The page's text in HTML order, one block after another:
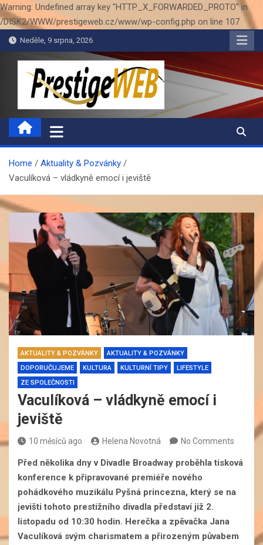
Warning: Undefined array key "HTTP_X_FORWARDED_PROTO" in
/DISK2/WWW/prestigeweb.cz/www/wp-config.php on line 107
Skip
to
Neděle, 9 srpna, 2026
PrestigeWEB
Home
Aktuality & Pozvánky
Vaculíková – vládkyně emocí i jeviště
AKTUALITY & POZVÁNKY
AKTUALITY & POZVÁNKY
DOPORUČUJEME
KULTURA KULTURNÍ TIPY
LIFESTYLE
ZE SPOLEČNOSTI
Vaculíková – vládkyně emocí i
jeviště
10 měsíců ago Helena Novotná No Comments
Před několika dny v Divadle Broadway proběhla tisková
konference k připravované premiéře nového
pohádkového muzikálu Pyšná princezna, který se na
jevišti tohoto prestižního divadla představí již 2.
listopadu od 10:30 hodin. Herečka a zpěvačka Jana
Vaculíková svým charismatem a přirozeným půvabem